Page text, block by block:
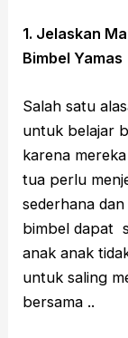
1. Jelaskan
Bimbel Yamas
Salah satu
untuk belajar
karena
tua perlu
sederhana
bimbel dapat
anak anak
untuk saling
bersama ..